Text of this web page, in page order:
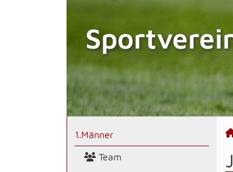
1.Männer
Team